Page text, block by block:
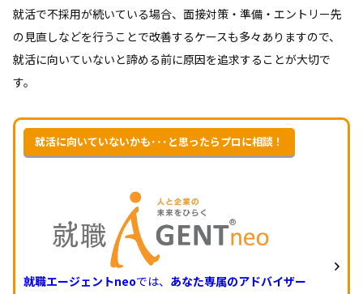
就活で不採用が続いている場合、面接対策・準備・エントリー先
の見直しなどを行うことで改善するケースも多々ありますので、
就活に向いていないと諦める前に原因を追求することが大切で
す。
就活に向いていないかも･･･と思ったらプロに相談！
就職エージェントneoでは、 あなた専属のアドバイザー